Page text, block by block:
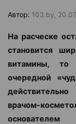
Автор: 103.by,
На расческе
становится
витамины,
очередной
врачом-